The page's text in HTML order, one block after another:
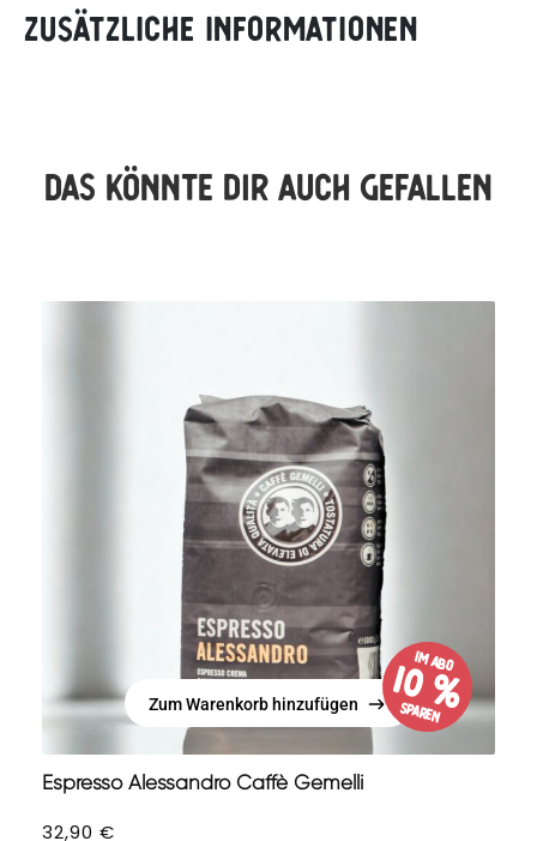
Zusätzliche Informationen
Das könnte dir auch gefallen
Zum Warenkorb hinzufügen
Zum Warenkorb hinzufügen
im Abo
10 %
sparen
Espresso Alessandro Caffè Gemelli
32,90 €